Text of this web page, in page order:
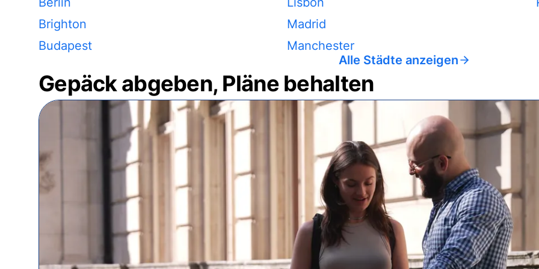
Brighton
Budapest
Madrid
Manchester
Alle Städte anzeigen
Gepäck abgeben, Pläne behalten